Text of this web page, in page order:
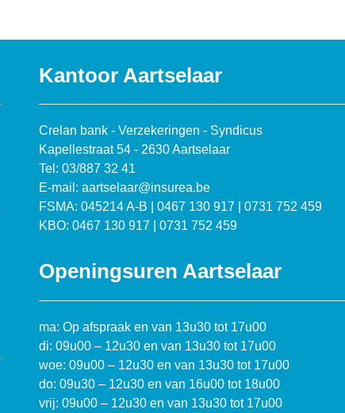
Kantoor Aartselaar
Crelan bank - Verzekeringen - Syndicus
Kapellestraat 54 - 2630 Aartselaar
Tel: 03/887 32 41
E-mail: aartselaar@insurea.be
FSMA: 045214 A-B | 0467 130 917 | 0731 752 459
KBO: 0467 130 917 | 0731 752 459
Openingsuren Aartselaar
ma: Op afspraak en van 13u30 tot 17u00
di: 09u00 – 12u30 en van 13u30 tot 17u00
woe: 09u00 – 12u30 en van 13u30 tot 17u00
do: 09u30 – 12u30 en van 16u00 tot 18u00
vrij: 09u00 – 12u30 en van 13u30 tot 17u00